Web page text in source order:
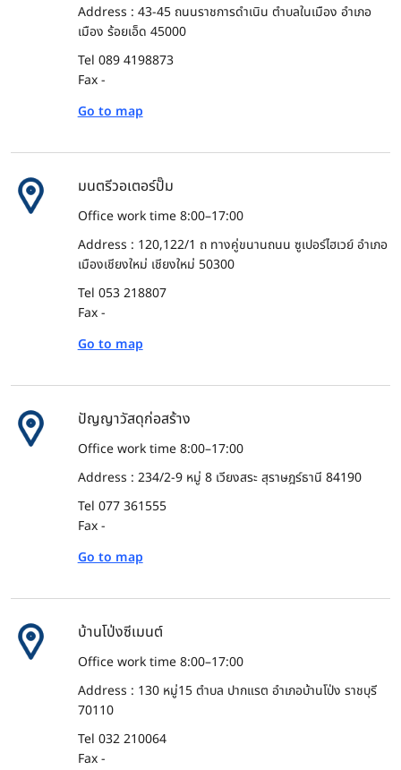
Address : 43-45 ถนนราชการดำเนิน ตำบลในเมือง อำเภอ
เมือง ร้อยเอ็ด 45000
Tel 089 4198873
Fax -
Go to map
มนตรีวอเตอร์ปั๊ม
Office work time 8:00–17:00
Address : 120,122/1 ถ ทางคู่ขนานถนน ซูเปอร์ไฮเวย์ อำเภอ
เมืองเชียงใหม่ เชียงใหม่ 50300
Tel 053 218807
Fax -
Go to map
ปัญญาวัสดุก่อสร้าง
Office work time 8:00–17:00
Address : 234/2-9 หมู่ 8 เวียงสระ สุราษฎร์ธานี 84190
Tel 077 361555
Fax -
Go to map
บ้านโป่งซีเมนต์
Office work time 8:00–17:00
Address : 130 หมู่15 ตำบล ปากแรต อำเภอบ้านโป่ง ราชบุรี
70110
Tel 032 210064
Fax -